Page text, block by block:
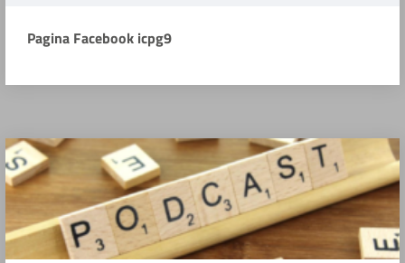
Pagina Facebook icpg9